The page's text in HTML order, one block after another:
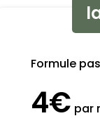
Formule
4€ par